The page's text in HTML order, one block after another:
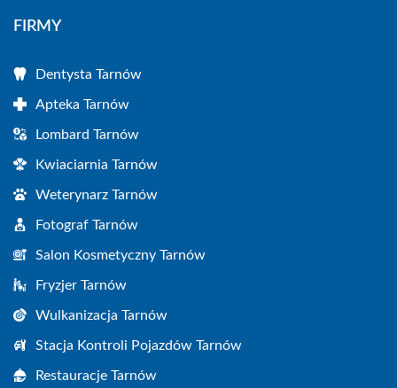
FIRMY
Dentysta Tarnów
Apteka Tarnów
Lombard Tarnów
Kwiaciarnia Tarnów
Weterynarz Tarnów
Fotograf Tarnów
Salon Kosmetyczny Tarnów
Fryzjer Tarnów
Wulkanizacja Tarnów
Stacja Kontroli Pojazdów Tarnów
Restauracje Tarnów